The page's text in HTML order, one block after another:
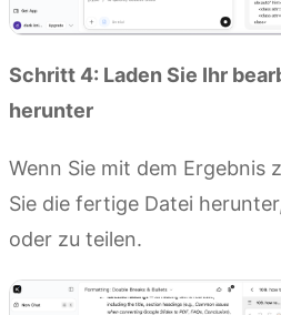
Schritt 4: Laden Sie Ihr
herunter
Wenn Sie mit dem Ergebnis
Sie die fertige Datei
oder zu teilen.